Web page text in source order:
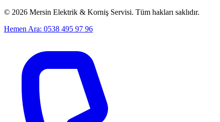
© 2026 Mersin Elektrik & Korniş Servisi. Tüm hakları saklıdır.
Hemen Ara: 0538 495 97 96